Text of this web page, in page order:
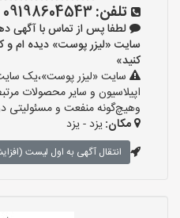
تلفن:09198604543
لطفا پس از تماس با آگهی
کنید»
سایت «لیزر پوست»،یک
اپیلاسیون و سایر محصولات
وهیچ‌گونه منفعت و مسئولیتی
مکان:یزد - یزد
انتقال آگهی به اول لیست